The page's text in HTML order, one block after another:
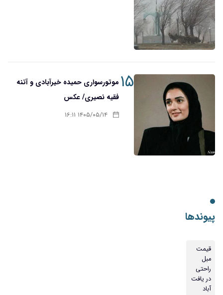
۱۵ موتورسواری حمیده خیرآبادی و آتنه
فقیه نصیری/ عکس
۱۴۰۵/۰۵/۱۴ ۱۶:۱۱
پیوندها
قیمت
مبل
راحتی
در یافت
آباد